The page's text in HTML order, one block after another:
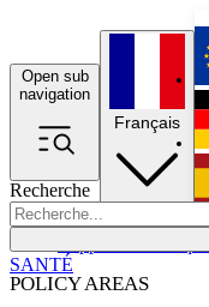
Open sub
navigation
Recherche
POLICY AREAS
Français
SANTÉ